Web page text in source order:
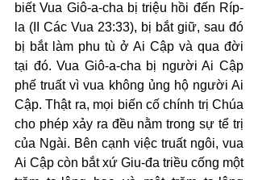
biết Vua Giô-a-cha bị triệu hồi đến Ríp-
la (II Các Vua 23:33), bị bắt giữ, sau đó
bị bắt làm phu tù ở Ai Cập và qua đời
tại đó. Vua Giô-a-cha bị người Ai Cập
phế truất vì vua không ủng hộ người Ai
Cập. Thật ra, mọi biến cố chính trị Chúa
cho phép xảy ra đều nằm trong sự tể trị
của Ngài. Bên cạnh việc truất ngôi, vua
Ai Cập còn bắt xứ Giu-đa triều cống một